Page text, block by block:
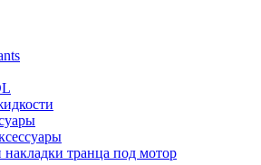
транца под мотор